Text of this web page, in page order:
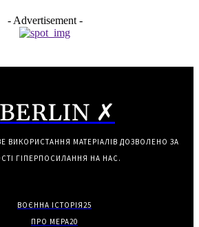
- Advertisement -
✗
ВИКОРИСТАННЯ МАТЕРІАЛІВ ДОЗВОЛЕНО ЗА
ГІПЕРПОСИЛАННЯ НА НАС.
ВОЄННА ІСТОРІЯ25
ПРО МЕРА20